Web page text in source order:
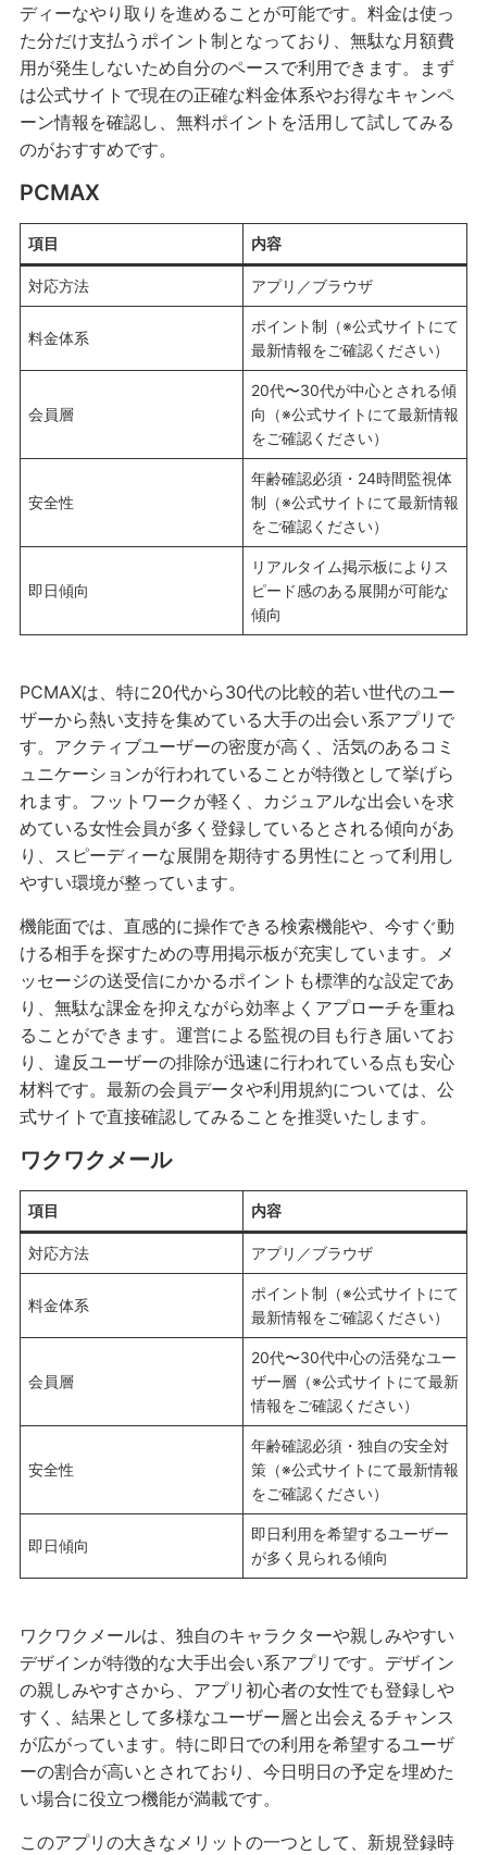
ディーなやり取りを進めることが可能です。料金は使っ
た分だけ支払うポイント制となっており、無駄な月額費
用が発生しないため自分のペースで利用できます。まず
は公式サイトで現在の正確な料金体系やお得なキャンペ
ーン情報を確認し、無料ポイントを活用して試してみる
のがおすすめです。
PCMAX
項目 内容
対応方法 アプリ／ブラウザ
料金体系
ポイント制（※公式サイトにて
最新情報をご確認ください）
会員層
20代〜30代が中心とされる傾
向（※公式サイトにて最新情報
をご確認ください）
安全性
年齢確認必須・24時間監視体
制（※公式サイトにて最新情報
をご確認ください）
即日傾向
リアルタイム掲示板によりス
ピード感のある展開が可能な
傾向
PCMAXは、特に20代から30代の比較的若い世代のユー
ザーから熱い支持を集めている大手の出会い系アプリで
す。アクティブユーザーの密度が高く、活気のあるコミ
ュニケーションが行われていることが特徴として挙げら
れます。フットワークが軽く、カジュアルな出会いを求
めている女性会員が多く登録しているとされる傾向があ
り、スピーディーな展開を期待する男性にとって利用し
やすい環境が整っています。
機能面では、直感的に操作できる検索機能や、今すぐ動
ける相手を探すための専用掲示板が充実しています。メ
ッセージの送受信にかかるポイントも標準的な設定であ
り、無駄な課金を抑えながら効率よくアプローチを重ね
ることができます。運営による監視の目も行き届いてお
り、違反ユーザーの排除が迅速に行われている点も安心
材料です。最新の会員データや利用規約については、公
式サイトで直接確認してみることを推奨いたします。
ワクワクメール
項目 内容
対応方法 アプリ／ブラウザ
料金体系
ポイント制（※公式サイトにて
最新情報をご確認ください）
会員層
20代〜30代中心の活発なユー
ザー層（※公式サイトにて最新
情報をご確認ください）
安全性
年齢確認必須・独自の安全対
策（※公式サイトにて最新情報
をご確認ください）
即日傾向
即日利用を希望するユーザー
が多く見られる傾向
ワクワクメールは、独自のキャラクターや親しみやすい
デザインが特徴的な大手出会い系アプリです。デザイン
の親しみやすさから、アプリ初心者の女性でも登録しや
すく、結果として多様なユーザー層と出会えるチャンス
が広がっています。特に即日での利用を希望するユーザ
ーの割合が高いとされており、今日明日の予定を埋めた
い場合に役立つ機能が満載です。
このアプリの大きなメリットの一つとして、新規登録時